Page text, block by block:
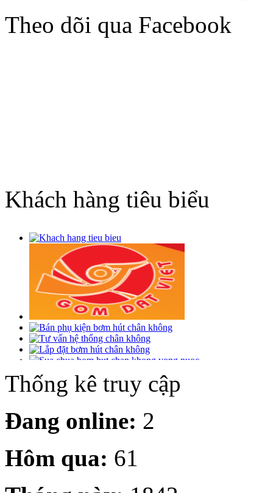
Theo dõi qua Facebook
Khách hàng tiêu biểu
Thống kê truy cập
Đang online: 2
Hôm qua: 61